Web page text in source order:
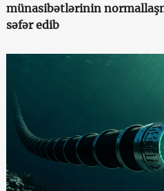
münasibətlərinin
səfər edib